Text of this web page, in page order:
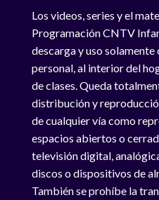
Los videos, series y el
Programación CNTV
descarga y uso
personal, al interior del
de clases. Queda
distribución y
de cualquier vía como
espacios abiertos o
televisión digital,
discos o dispositivos de
También se prohíbe la